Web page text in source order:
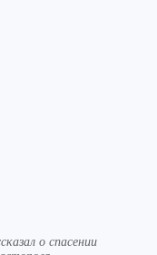
о спасении